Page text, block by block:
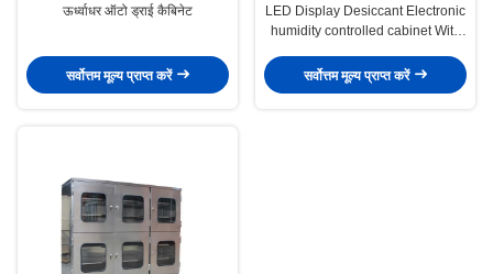
ऊर्ध्वाधर ऑटो ड्राई कैबिनेट
सर्वोत्तम मूल्य प्राप्त करें
LED Display Desiccant Electronic
humidity controlled cabinet With
सर्वोत्तम मूल्य प्राप्त करें